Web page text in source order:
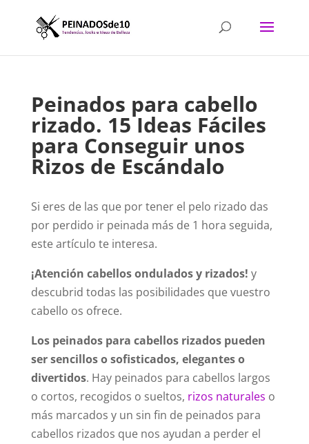
Peinados para cabello
rizado. 15 Ideas Fáciles
para Conseguir unos
Rizos de Escándalo
Si eres de las que por tener el pelo rizado das
por perdido ir peinada más de 1 hora seguida,
este artículo te interesa.
¡Atención cabellos ondulados y rizados! y
descubrid todas las posibilidades que vuestro
cabello os ofrece.
Los peinados para cabellos rizados pueden
ser sencillos o sofisticados, elegantes o
divertidos. Hay peinados para cabellos largos
o cortos, recogidos o sueltos, rizos naturales o
más marcados y un sin fin de peinados para
cabellos rizados que nos ayudan a perder el